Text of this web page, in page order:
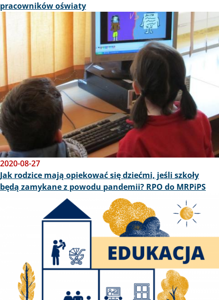
pracowników oświaty
Obraz
2020-08-27
Jak rodzice mają opiekować się dziećmi, jeśli szkoły
będą zamykane z powodu pandemii? RPO do MRPiPS